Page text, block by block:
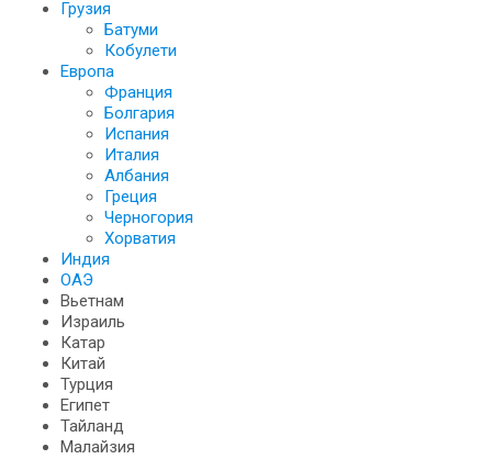
Грузия
Батуми
Кобулети
Европа
Франция
Болгария
Испания
Италия
Албания
Греция
Черногория
Хорватия
Индия
ОАЭ
Вьетнам
Израиль
Катар
Китай
Турция
Египет
Тайланд
Малайзия